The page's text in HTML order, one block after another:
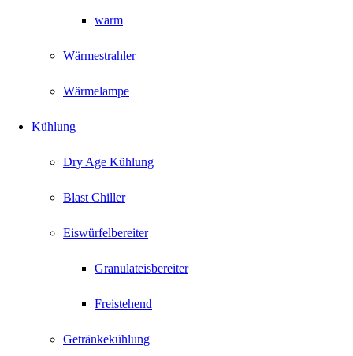
warm
Wärmestrahler
Wärmelampe
Kühlung
Dry Age Kühlung
Blast Chiller
Eiswürfelbereiter
Granulateisbereiter
Freistehend
Getränkekühlung